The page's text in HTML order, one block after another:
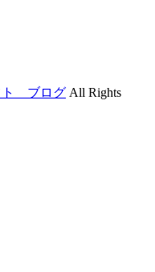
ト ブログ All Rights